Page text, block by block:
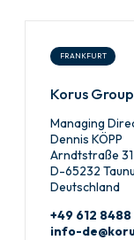
FRANKFURT
Korus
Managing
Dennis KÖPP
Arndtstraße 31
D-65232
Deutschland
+49 612
info-